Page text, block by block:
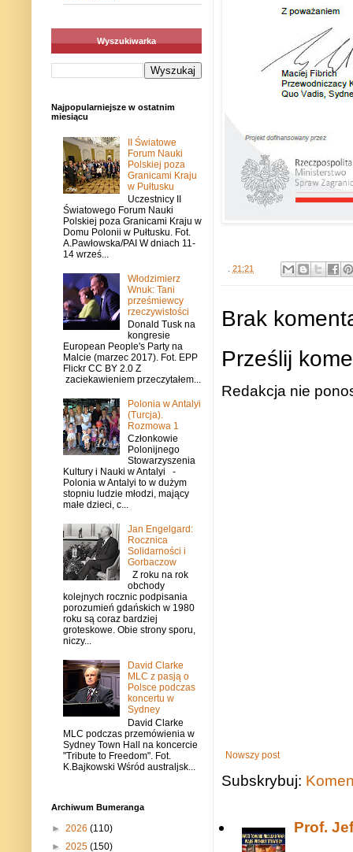
21:21
Brak
Prześlij
Redakcja nie
Nowszy post
Subskrybuj:
Prof.
Wyszukiwarka
Najpopularniejsze w ostatnim
miesiącu
II Światowe
Forum Nauki
Polskiej poza
Granicami Kraju
w Pułtusku
Uczestnicy II
Światowego Forum Nauki
Polskiej poza Granicami Kraju w
Domu Polonii w Pułtusku. Fot.
A.Pawłowska/PAI W dniach 11-
14 wrześ...
Włodzimierz
Wnuk: Tani
prześmiewcy
rzeczywistości
Donald Tusk na
kongresie
European People's Party na
Malcie (marzec 2017). Fot. EPP
Flickr CC BY 2.0 Z
zaciekawieniem przeczytałem...
Polonia w Antalyi
(Turcja).
Rozmowa 1
Członkowie
Polonijnego
Stowarzyszenia
Kultury i Nauki w Antalyi -
Polonia w Antalyi to w dużym
stopniu ludzie młodzi, mający
małe dzieci, c...
Jan Engelgard:
Rocznica
Solidarności i
Gorbaczow
Z roku na rok
obchody
kolejnych rocznic podpisania
porozumień gdańskich w 1980
roku są coraz bardziej
groteskowe. Obie strony sporu,
niczy...
David Clarke
MLC z pasją o
Polsce podczas
koncertu w
Sydney
David Clarke
MLC podczas przemówienia w
Sydney Town Hall na koncercie
"Tribute to Freedom". Fot.
K.Bajkowski Wśród australjsk...
Archiwum Bumeranga
► 2026 (110)
► 2025 (150)